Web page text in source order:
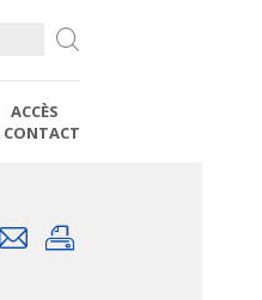
ACCÈS
CONTACT
EmailImprimer